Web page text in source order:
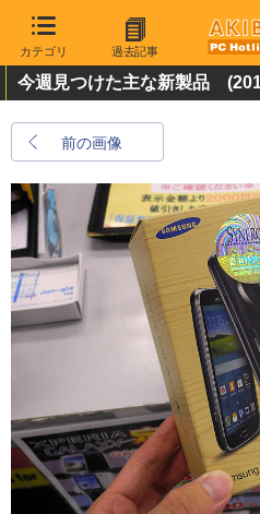
カテゴリ 過去記事
今週見つけた主な新製品
前の画像